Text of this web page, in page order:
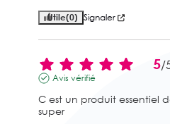
Utile(0) Signaler
5/
Avis vérifié
C est un produit essentiel
super